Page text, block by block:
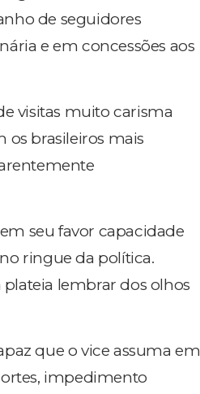
de seguidores
e em concessões aos
visitas muito carisma
brasileiros mais
seu favor capacidade
ringue da política.
lembrar dos olhos
que o vice assuma em
impedimento